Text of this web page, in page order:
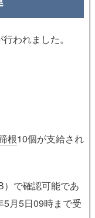
できるように修
われました。
根10個が支給され
で確認可能であ
5月5日09時まで受